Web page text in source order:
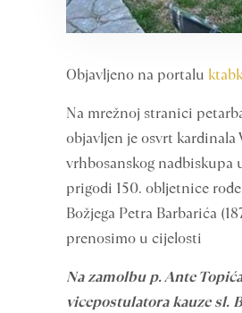
Objavljeno na portalu
Na mrežnoj stranici
objavljen je osvrt kardinala
vrhbosanskog nadbiskupa
prigodi 150. obljetnice
Božjega Petra Barbarića
prenosimo u cijelosti
Na zamolbu p. Ante
vicepostulatora kauze sl.